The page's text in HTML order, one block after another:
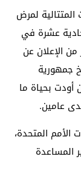
لمرض
عشرة في
الإعلان عن
جمهورية
أودت بحياة ما
المتحدة،
المساعدة